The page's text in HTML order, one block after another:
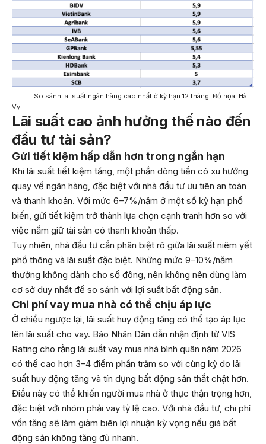
So sánh lãi suất ngân hàng cao nhất ở kỳ hạn 12 tháng. Đồ họa: Hà
Vy
Lãi suất cao ảnh hưởng thế nào đến
đầu tư tài sản?
Gửi tiết kiệm hấp dẫn hơn trong ngắn hạn
Khi lãi suất tiết kiệm tăng, một phần dòng tiền có xu hướng
quay về ngân hàng, đặc biệt với nhà đầu tư ưu tiên an toàn
và thanh khoản. Với mức 6–7%/năm ở một số kỳ hạn phổ
biến, gửi tiết kiệm trở thành lựa chọn cạnh tranh hơn so với
việc nắm giữ tài sản có thanh khoản thấp.
Tuy nhiên, nhà đầu tư cần phân biệt rõ giữa lãi suất niêm yết
phổ thông và lãi suất đặc biệt. Những mức 9–10%/năm
thường không dành cho số đông, nên không nên dùng làm
cơ sở duy nhất để so sánh với lợi suất bất động sản.
Chi phí vay mua nhà có thể chịu áp lực
Ở chiều ngược lại, lãi suất huy động tăng có thể tạo áp lực
lên lãi suất cho vay. Báo Nhân Dân dẫn nhận định từ VIS
Rating cho rằng lãi suất vay mua nhà bình quân năm 2026
có thể cao hơn 3–4 điểm phần trăm so với cùng kỳ do lãi
suất huy động tăng và tín dụng bất động sản thắt chặt hơn.
Điều này có thể khiến người mua nhà ở thực thận trọng hơn,
đặc biệt với nhóm phải vay tỷ lệ cao. Với nhà đầu tư, chi phí
vốn tăng sẽ làm giảm biên lợi nhuận kỳ vọng nếu giá bất
động sản không tăng đủ nhanh.